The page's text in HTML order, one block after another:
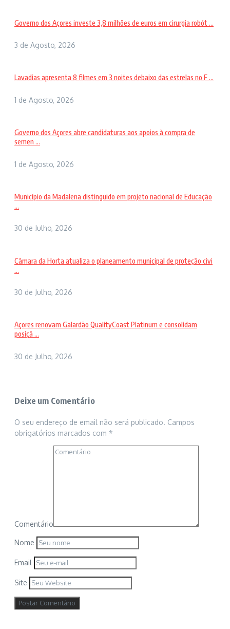
Governo dos Açores investe 3,8 milhões de euros em cirurgia robót ...
3 de Agosto, 2026
Lavadias apresenta 8 filmes em 3 noites debaixo das estrelas no F ...
1 de Agosto, 2026
Governo dos Açores abre candidaturas aos apoios à compra de
semen ...
1 de Agosto, 2026
Município da Madalena distinguido em projeto nacional de Educação
...
30 de Julho, 2026
Câmara da Horta atualiza o planeamento municipal de proteção civi
...
30 de Julho, 2026
Açores renovam Galardão QualityCoast Platinum e consolidam
posiçã ...
30 de Julho, 2026
Deixe um Comentário
O seu endereço de email não será publicado. Campos
obrigatórios marcados com *
Comentário
Nome
Email
Site